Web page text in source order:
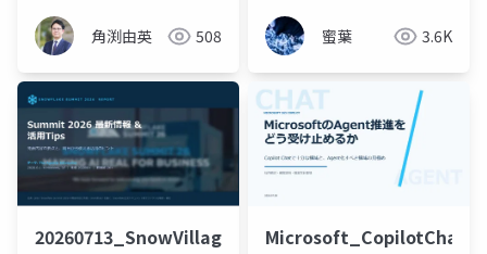
角渕由英 508 蜜葉 3.6K
20260713_SnowVillageWEST_Summit2026_
Microsoft_CopilotChat